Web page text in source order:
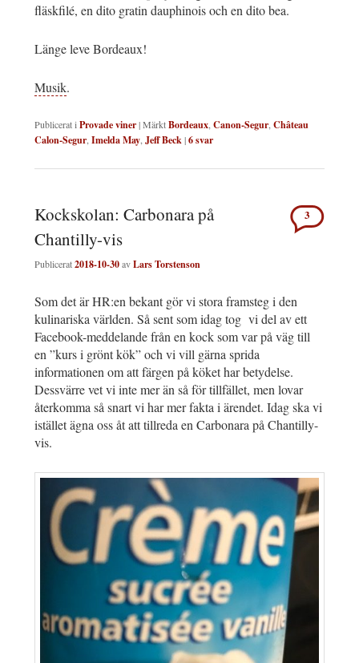
fläskfilé, en dito gratin dauphinois och en dito bea.
Länge leve Bordeaux!
Musik.
Publicerat i Provade viner|MärktBordeaux Canon-Segur Château
Calon-Segur Imelda May Jeff Beck|6svar
Kockskolan: Carbonara på
Chantilly-vis
Publicerat2018-10-30avLars Torstenson
3
Som det är HR:en bekant gör vi stora framsteg i den
kulinariska världen. Så sent som idag tog vi del av ett
Facebook-meddelande från en kock som var på väg till
en ”kurs i grönt kök” och vi vill gärna sprida
informationen om att färgen på köket har betydelse.
Dessvärre vet vi inte mer än så för tillfället, men lovar
återkomma så snart vi har mer fakta i ärendet. Idag ska vi
istället ägna oss åt att tillreda en Carbonara på Chantilly-
vis.